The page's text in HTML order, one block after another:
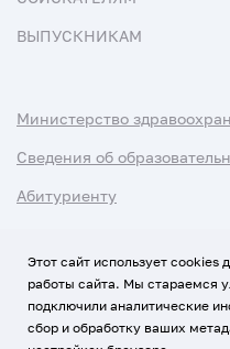
ВЫПУСКНИКАМ
Министерство
Сведения об
Абитуриенту
Политика обработки
Этот сайт использует cookies
работы сайта. Мы стараемся
подключили аналитические
сбор и обработку ваших